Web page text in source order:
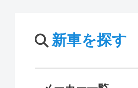
新車を探す